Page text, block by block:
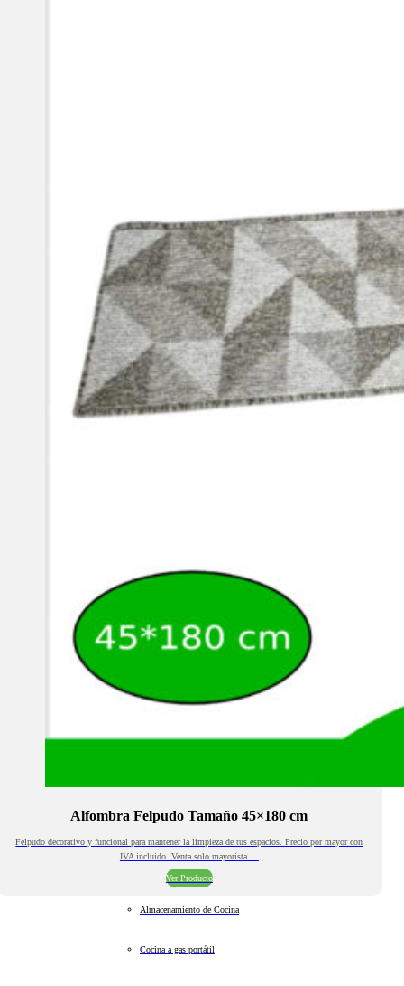
Alfombra Felpudo Tamaño 45×180 cm
Felpudo decorativo y funcional para mantener la limpieza de tus espacios. Precio por mayor con
IVA incluido. Venta solo mayorista.…
Ver Producto
Almacenamiento de Cocina
Cocina a gas portátil